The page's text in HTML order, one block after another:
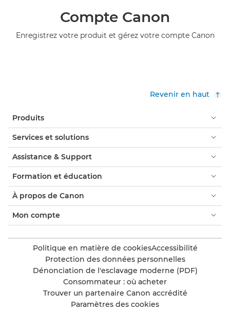
Compte Canon
Enregistrez votre produit et gérez votre compte Canon
Revenir en haut
Produits
Services et solutions
Assistance & Support
Formation et éducation
À propos de Canon
Mon compte
Politique en matière de cookiesAccessibilité
Protection des données personnelles
Dénonciation de l'esclavage moderne (PDF)
Consommateur : où acheter
Trouver un partenaire Canon accrédité
Paramètres des cookies